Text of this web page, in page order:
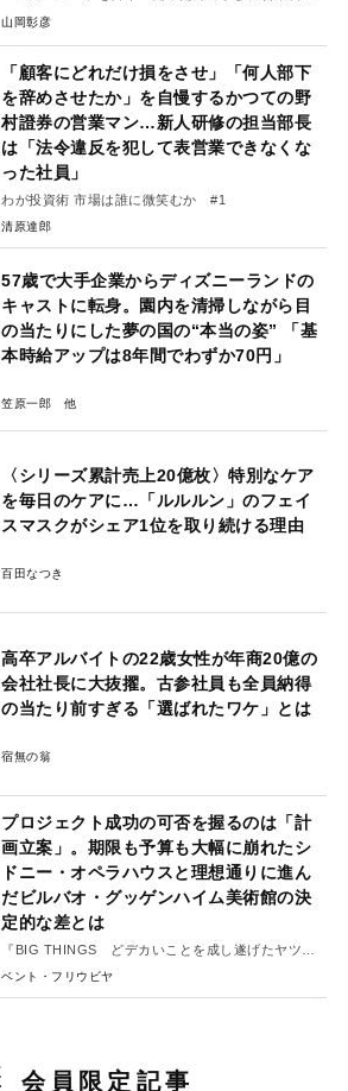
誌』#1
山岡彰彦
「顧客にどれだけ損をさせ」「何人部下
を辞めさせたか」を自慢するかつての野
村證券の営業マン…新人研修の担当部長
は「法令違反を犯して表営業できなくな
った社員」
わが投資術 市場は誰に微笑むか #1
清原達郎
57歳で大手企業からディズニーランドの
キャストに転身。園内を清掃しながら目
の当たりにした夢の国の“本当の姿” 「基
本時給アップは8年間でわずか70円」
笠原一郎
〈シリーズ累計売上20億枚〉特別なケア
を毎日のケアに…「ルルルン」のフェイ
スマスクがシェア1位を取り続ける理由
百田なつき
高卒アルバイトの22歳女性が年商20億の
会社社長に大抜擢。古参社員も全員納得
の当たり前すぎる「選ばれたワケ」とは
宿無の翁
プロジェクト成功の可否を握るのは「計
画立案」。期限も予算も大幅に崩れたシ
ドニー・オペラハウスと理想通りに進ん
だビルバオ・グッゲンハイム美術館の決
定的な差とは
『BIG THINGS どデカいことを成し遂げたヤツら
はなにをしたのか？』#２
ベント・フリウビヤ
会員限定記事